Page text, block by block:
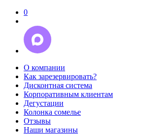
0
О компании
Как зарезервировать?
Дисконтная система
Корпоративным клиентам
Дегустации
Колонка сомелье
Отзывы
Наши магазины